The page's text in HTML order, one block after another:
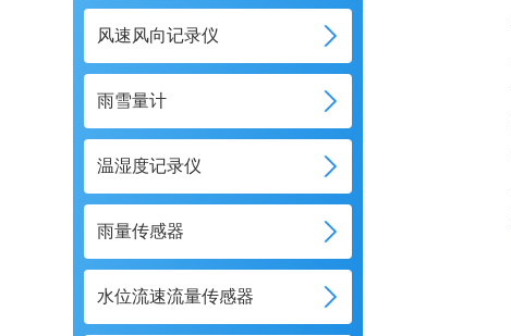
风速风向记录仪
雨雪量计
温湿度记录仪
雨量传感器
水位流速流量传感器